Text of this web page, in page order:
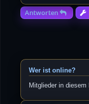
Antworten
Wer ist online?
Mitglieder in